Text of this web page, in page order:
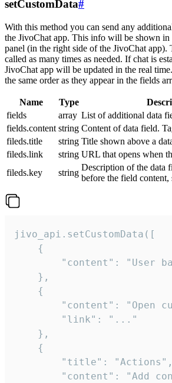
setCustomData#
With this method you can send any
the JivoChat app. This info will be shown in
panel (in the right side of the JivoChat app).
called as many times as needed. If chat is
JivoChat app will be updated in the real
the same order as they appear in the fields
Name Type
fields
array List of additional data
fields.content string Content of data field.
fileds.title
string Title shown above a
fileds.link
string URL that opens when
fileds.key
string
Description of the data
before the field content,
jivo_api.setCustomData([
    {
"content": "User
    },
    {
"content": "Open
        "link": "..."
    },
    {
        "title": "Actions",
"content": "Add